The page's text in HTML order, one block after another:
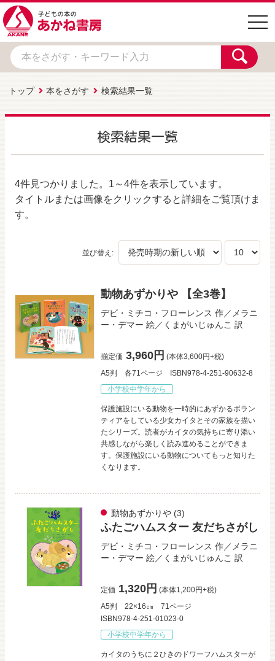
トップ 本をさがす 検索結果一覧
検索結果一覧
4件見つかりました。 1～4件を表示しています。
タイトルまたは画像をクリックすると詳細をご覧頂けま
す。
並び替え:
動物あずかりや 【全3巻】
デビ・ミチコ・フローレンス 作／ メラニ
ー・デマー 絵／ くまがいじゅんこ 訳
揃定価 3,960円 (本体3,600円+税)
A5判
各71ページ
ISBN978-4-251-90632-8
小学校中学年から
保護施設にいる動物を一時的にあずかるボラン
ティアをしている少女カイタとその家族を描い
たシリーズ。読者がカイタの気持ちに寄り添い
共感しながら楽しく読み進めることができま
す。保護施設にいる動物についてもっと知りた
くなります。
動物あずかりや(3)
ふたごハムスター 友だちさがし
デビ・ミチコ・フローレンス 作／ メラニ
ー・デマー 絵／ くまがいじゅんこ 訳
定価 1,320円 (本体1,200円+税)
A5判
22×16㎝
71ページ
ISBN978-4-251-01023-0
小学校中学年から
カイタのうちに２ひきのドワーフハムスターが